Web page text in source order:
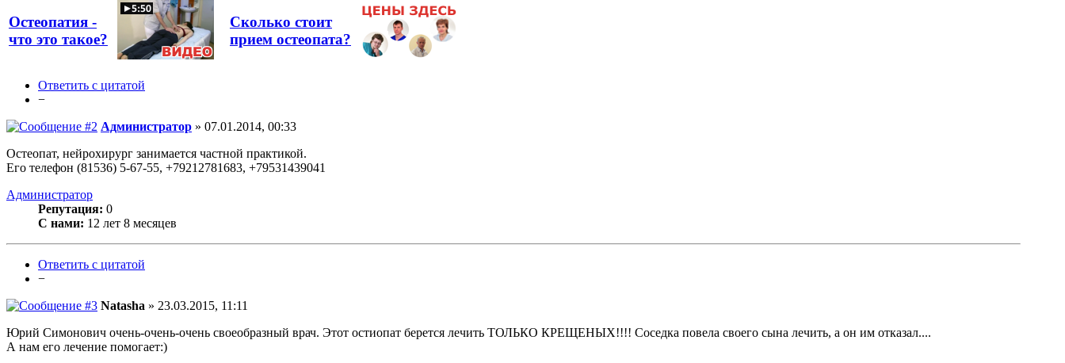
Остеопатия -
что это такое?
Сколько стоит
прием остеопата?
Ответить с цитатой
−
Администратор » 07.01.2014, 00:33
Остеопат, нейрохирург занимается частной практикой.
Его телефон (81536) 5-67-55, +79212781683, +79531439041
Администратор
Репутация: 0
С нами: 12 лет 8 месяцев
Ответить с цитатой
−
Natasha » 23.03.2015, 11:11
Юрий Симонович очень-очень-очень своеобразный врач. Этот остиопат берется лечить ТОЛЬКО КРЕЩЕНЫХ!!!! Соседка повела своего сына лечить, а он им отказал....
А нам его лечение помогает:)